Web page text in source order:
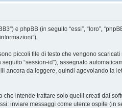
e phpBB (in seguito “essi”, “loro”,
piccoli file di testo che vengono scaricati
“session-id”), assegnato
ancora da leggere, quindi agevolando la
intende trattare solo quelli creati dal
inviare messaggi come utente ospite (in